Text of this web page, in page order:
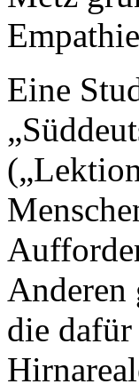
Eine
Anderen
die dafür